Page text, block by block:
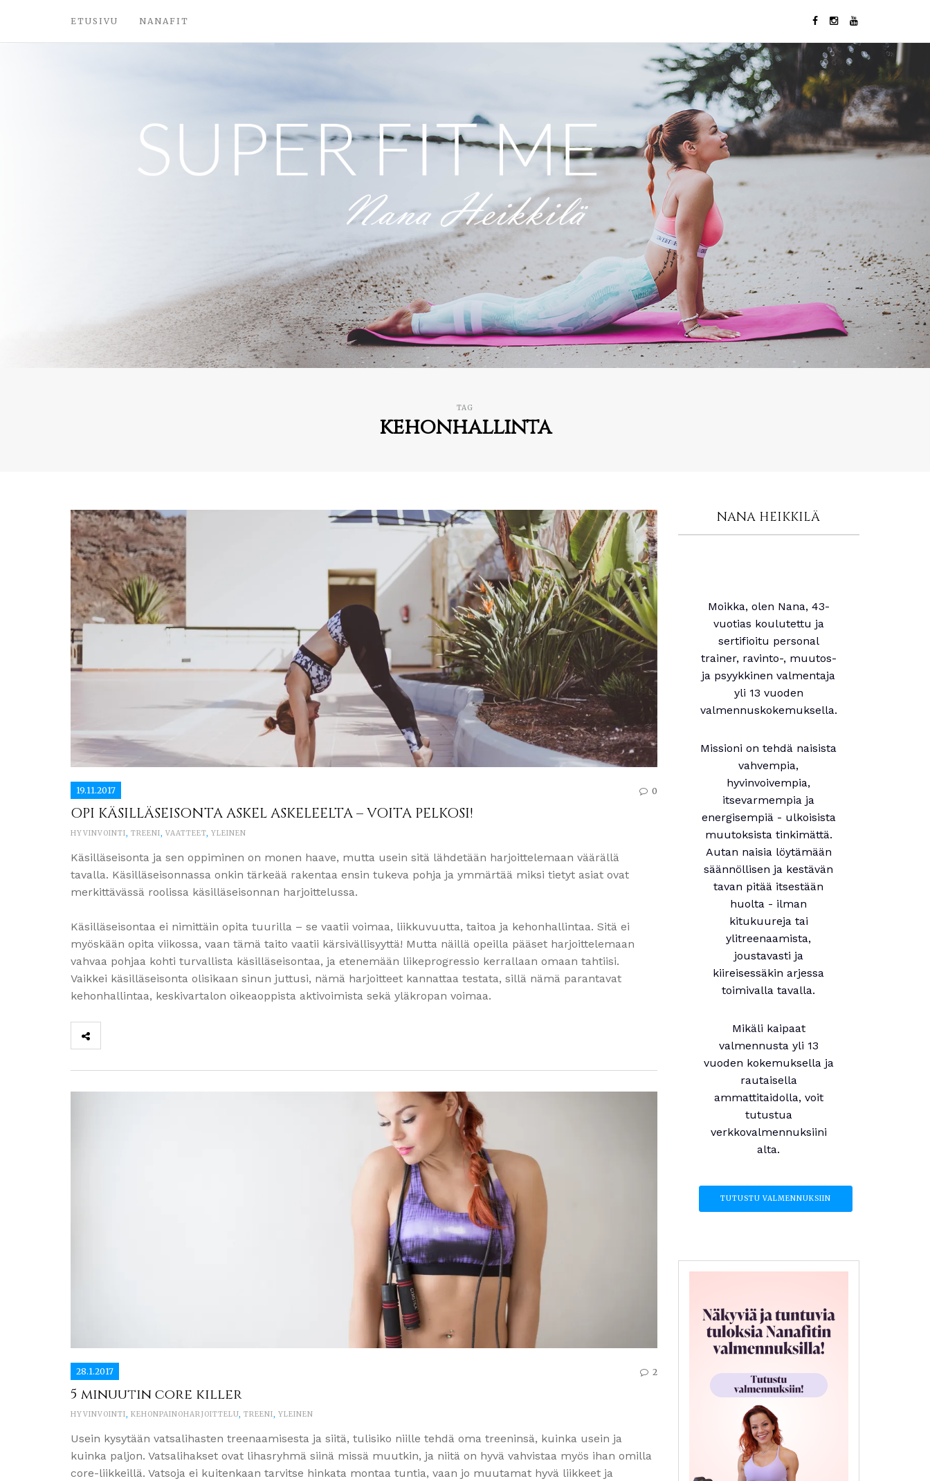
ETUSIVU NANAFIT
TAG
kehonhallinta
19.11.2017 0
OPI KÄSILLÄSEISONTA ASKEL ASKELEELTA – VOITA PELKOSI!
HYVINVOINTI, TREENI, VAATTEET, YLEINEN
Käsilläseisonta ja sen oppiminen on monen haave, mutta usein sitä lähdetään harjoittelemaan väärällä
tavalla. Käsilläseisonnassa onkin tärkeää rakentaa ensin tukeva pohja ja ymmärtää miksi tietyt asiat ovat
merkittävässä roolissa käsilläseisonnan harjoittelussa.
Käsilläseisontaa ei nimittäin opita tuurilla – se vaatii voimaa, liikkuvuutta, taitoa ja kehonhallintaa. Sitä ei
myöskään opita viikossa, vaan tämä taito vaatii kärsivällisyyttä! Mutta näillä opeilla pääset harjoittelemaan
vahvaa pohjaa kohti turvallista käsilläseisontaa, ja etenemään liikeprogressio kerrallaan omaan tahtiisi.
Vaikkei käsilläseisonta olisikaan sinun juttusi, nämä harjoitteet kannattaa testata, sillä nämä parantavat
kehonhallintaa, keskivartalon oikeaoppista aktivoimista sekä yläkropan voimaa.
28.1.2017 2
5 minuutin core killer
HYVINVOINTI, KEHONPAINOHARJOITTELU, TREENI, YLEINEN
Usein kysytään vatsalihasten treenaamisesta ja siitä, tulisiko niille tehdä oma treeninsä, kuinka usein ja
kuinka paljon. Vatsalihakset ovat lihasryhmä siinä missä muutkin, ja niitä on hyvä vahvistaa myös ihan omilla
core-liikkeillä. Vatsoja ei kuitenkaan tarvitse hinkata montaa tuntia, vaan jo muutamat hyvä liikkeet ja
NANA HEIKKILÄ
Moikka, olen Nana, 43-
vuotias koulutettu ja
sertifioitu personal
trainer, ravinto-, muutos-
ja psyykkinen valmentaja
yli 13 vuoden
valmennuskokemuksella.
Missioni on tehdä naisista
vahvempia,
hyvinvoivempia,
itsevarmempia ja
energisempiä - ulkoisista
muutoksista tinkimättä.
Autan naisia löytämään
säännöllisen ja kestävän
tavan pitää itsestään
huolta - ilman
kitukuureja tai
ylitreenaamista,
joustavasti ja
kiireisessäkin arjessa
toimivalla tavalla.
Mikäli kaipaat
valmennusta yli 13
vuoden kokemuksella ja
rautaisella
ammattitaidolla, voit
tutustua
verkkovalmennuksiini
alta.
TUTUSTU VALMENNUKSIIN